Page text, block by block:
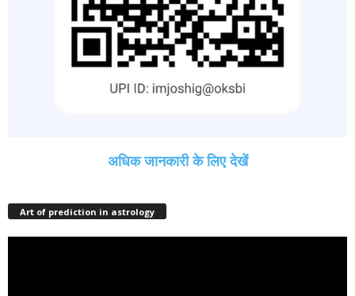
अधिक जानकारी के लिए देखें
Art of prediction in astrology